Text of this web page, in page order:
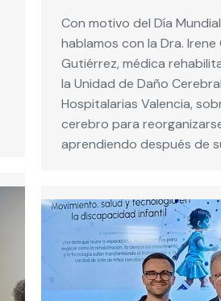
Con motivo del Día
hablamos con la Dra.
Gutiérrez, médica
la Unidad de Daño
Hospitalarias Valencia,
cerebro para
aprendiendo después de